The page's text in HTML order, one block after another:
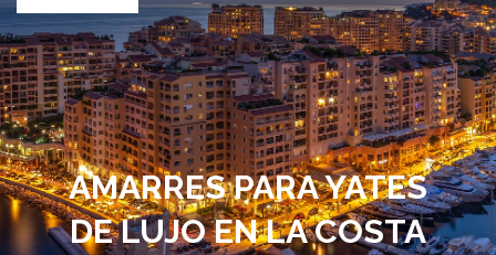
AMARRES PARA YATES
DE LUJO EN LA COSTA